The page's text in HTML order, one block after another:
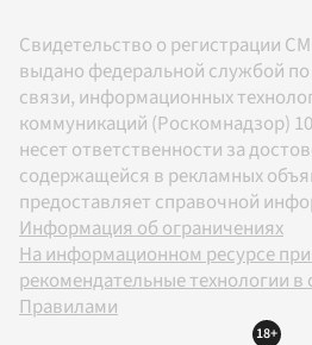
Свидетельство о регистрации
выдано федеральной службой
связи, информационных
коммуникаций (Роскомнадзор)
несет ответственности за
содержащейся в рекламных
предоставляет справочной
Информация об ограничениях
На информационном ресурсе
рекомендательные технологии в
Правилами
18+